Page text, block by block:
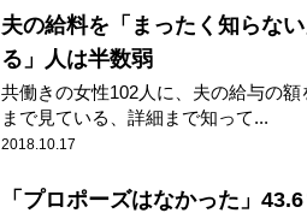
夫の給料を「まったく知らな
る」人は半数弱
共働きの女性102人に、夫の給与の
まで見ている、詳細まで知って...
2018.10.17
「プロポーズはなかった」